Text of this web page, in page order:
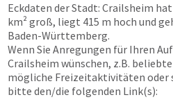
Eckdaten der Stadt: Crailsheim
km² groß, liegt 415 m hoch und
Baden-Württemberg.
Wenn Sie Anregungen für Ihren
Crailsheim wünschen, z.B.
mögliche Freizeitaktivitäten oder
bitte den/die folgenden Link(s):